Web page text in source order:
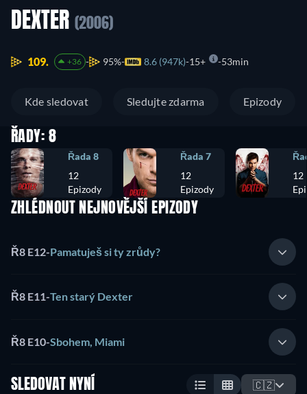
DEXTER (2006)
109. +36 95% 8.6 (947k) 15+ 53min
Kde sledovat Sledujte zdarma Epizody
ŘADY: 8
Řada 8
12
Epizody
Řada 7
12
Epizody
12
ZHLÉDNOUT NEJNOVĚJŠÍ EPIZODY
Ř8 E12-Pamatuješ si ty zrůdy?
Ř8 E11-Ten starý Dexter
Ř8 E10-Sbohem, Miami
SLEDOVAT NYNÍ 🇨🇿